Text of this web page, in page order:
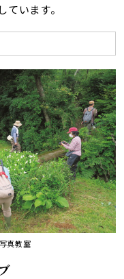
います。
真教室